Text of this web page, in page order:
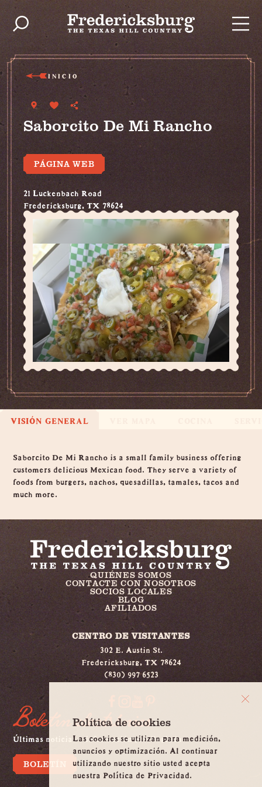
Ir al contenido
INICIO
Saborcito De Mi Rancho
PÁGINA WEB
21 Luckenbach Road
Fredericksburg, TX 78624
VISIÓN GENERAL
Visión general
Saborcito De Mi Rancho is a small family business offering
customers delicious Mexican food. They serve a variety of
foods from burgers, nachos, quesadillas, tamales, tacos and
much more.
QUIÉNES SOMOS
CONTACTE CON NOSOTROS
SOCIOS LOCALES
BLOG
AFILIADOS
CENTRO DE VISITANTES
302 E. Austin St.
Fredericksburg, TX 78624
(830) 997 6523
Boletín electrónico
Últimas noticias e información privilegiada
BOLETÍN
Política de cookies
Las cookies se utilizan para medición,
anuncios y optimización. Al continuar
utilizando nuestro sitio usted acepta
nuestra Política de Privacidad.